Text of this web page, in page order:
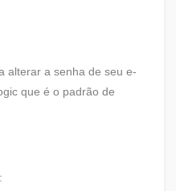
alterar a senha de seu e-
que é o padrão de